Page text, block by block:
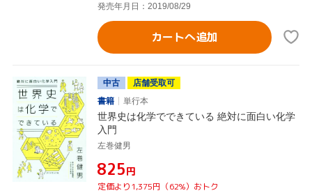
発売年月日：2019/08/29
カートへ追加
中古
店舗受取可
書籍
単行本
世界史は化学でできている 絶対に面白い化学
入門
左巻健男
¥825円
定価より1,375円（62%）おトク